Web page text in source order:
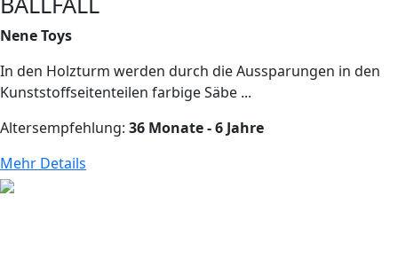
Nene Toys
In den Holzturm werden durch die Aussparungen in den
Kunststoffseitenteilen farbige Säbe ...
Altersempfehlung: 36 Monate - 6 Jahre
Mehr Details